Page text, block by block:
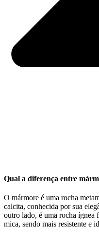
Qual a diferença entre
O mármore é uma rocha
calcita, conhecida por sua
outro lado, é uma rocha ígnea
mica, sendo mais resistente e